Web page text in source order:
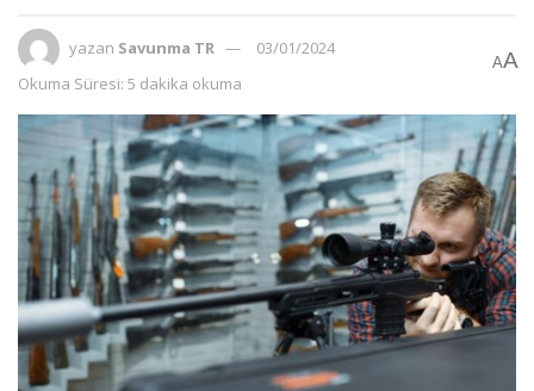
yazan Savunma TR
03/01/2024
Okuma Süresi: 5 dakika okuma
AA